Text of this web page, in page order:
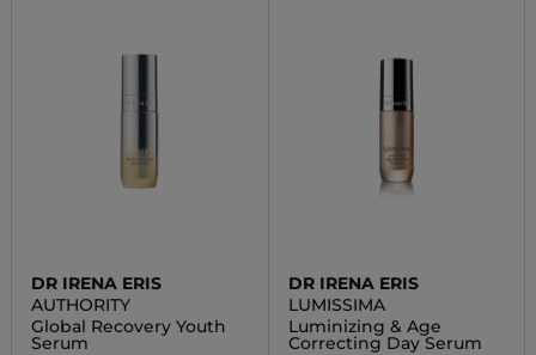
DR IRENA ERIS
AUTHORITY
Global Recovery Youth
Serum
DR IRENA ERIS
LUMISSIMA
Luminizing & Age
Correcting Day Serum